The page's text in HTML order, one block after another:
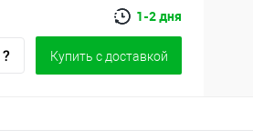
1-2 дня
Купить c доставкой